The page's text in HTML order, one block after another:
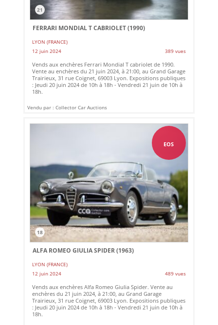
21
FERRARI MONDIAL T CABRIOLET (1990)
LYON (FRANCE)
12 juin 2024
389 vues
Vends aux enchères Ferrari Mondial T cabriolet de 1990.
Vente au enchères du 21 juin 2024, à 21:00, au Grand Garage
Trairieux, 31 rue Coignet, 69003 Lyon. Expositions publiques
: Jeudi 20 juin 2024 de 10h à 18h - Vendredi 21 juin de 10h à
18h.
Vendu par : Collector Car Auctions
EOS
18
ALFA ROMEO GIULIA SPIDER (1963)
LYON (FRANCE)
12 juin 2024
489 vues
Vends aux enchères Alfa Romeo Giulia Spider. Vente au
enchères du 21 juin 2024, à 21:00, au Grand Garage
Trairieux, 31 rue Coignet, 69003 Lyon. Expositions publiques
: Jeudi 20 juin 2024 de 10h à 18h - Vendredi 21 juin de 10h à
18h.